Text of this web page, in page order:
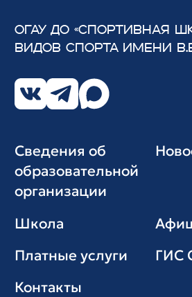
ОГАУ ДО «СПОРТИВНАЯ
ВИДОВ СПОРТА ИМЕНИ
Сведения об
образовательной
организации
Школа
Платные услуги
ГИС
Контакты